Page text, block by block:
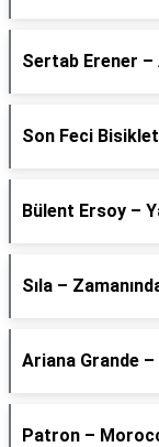
Sertab Erener
Son Feci
Bülent Ersoy –
Sıla –
Ariana Grande
Patron –